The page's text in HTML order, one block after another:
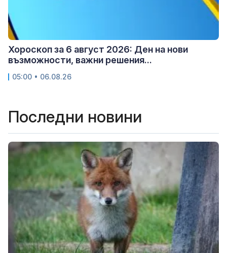
Хороскоп за 6 август 2026: Ден на нови
възможности, важни решения...
05:00 • 06.08.26
Последни новини